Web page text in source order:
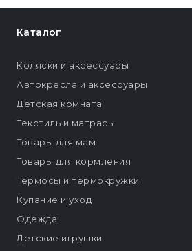
Каталог
Коляски и аксессуары
Автокресла и аксессуары
Детская комната
Текстиль и матрасы
Товары для мам
Товары для кормления
Термосы и термокружки
Купание и уход
Одежда
Детские игрушки